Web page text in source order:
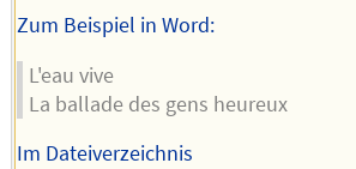
Zum Beispiel in Word:
L'eau vive
La ballade des gens heureux
Im Dateiverzeichnis